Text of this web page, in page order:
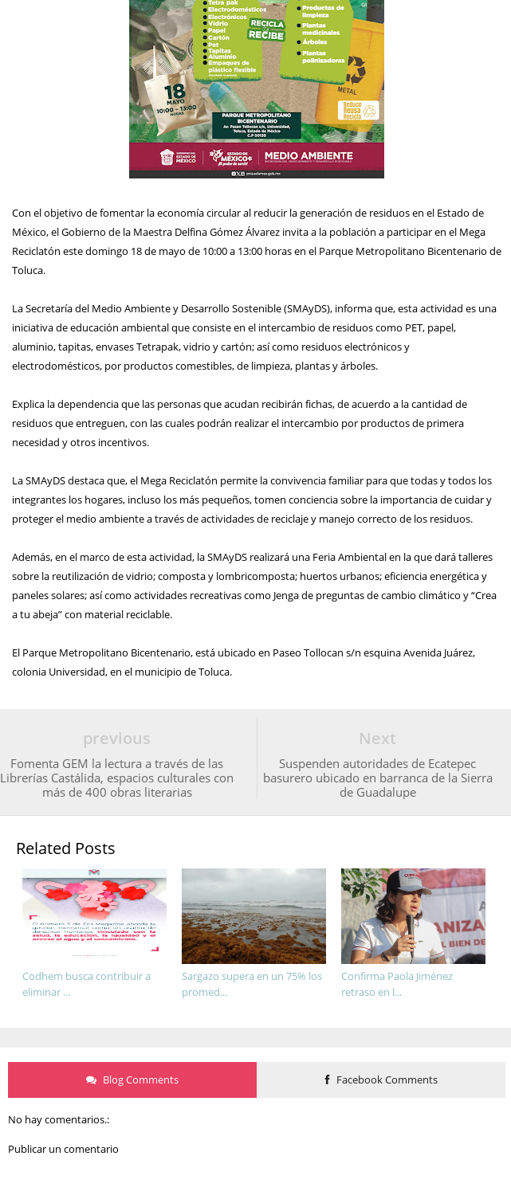
Con el objetivo de fomentar la economía circular al reducir la generación de residuos en el Estado de
México, el Gobierno de la Maestra Delfina Gómez Álvarez invita a la población a participar en el Mega
Reciclatón este domingo 18 de mayo de 10:00 a 13:00 horas en el Parque Metropolitano Bicentenario de
Toluca.
La Secretaría del Medio Ambiente y Desarrollo Sostenible (SMAyDS), informa que, esta actividad es una
iniciativa de educación ambiental que consiste en el intercambio de residuos como PET, papel,
aluminio, tapitas, envases Tetrapak, vidrio y cartón; así como residuos electrónicos y
electrodomésticos, por productos comestibles, de limpieza, plantas y árboles.
Explica la dependencia que las personas que acudan recibirán fichas, de acuerdo a la cantidad de
residuos que entreguen, con las cuales podrán realizar el intercambio por productos de primera
necesidad y otros incentivos.
La SMAyDS destaca que, el Mega Reciclatón permite la convivencia familiar para que todas y todos los
integrantes los hogares, incluso los más pequeños, tomen conciencia sobre la importancia de cuidar y
proteger el medio ambiente a través de actividades de reciclaje y manejo correcto de los residuos.
Además, en el marco de esta actividad, la SMAyDS realizará una Feria Ambiental en la que dará talleres
sobre la reutilización de vidrio; composta y lombricomposta; huertos urbanos; eficiencia energética y
paneles solares; así como actividades recreativas como Jenga de preguntas de cambio climático y “Crea
a tu abeja” con material reciclable.
El Parque Metropolitano Bicentenario, está ubicado en Paseo Tollocan s/n esquina Avenida Juárez,
colonia Universidad, en el municipio de Toluca.
Next
Suspenden autoridades de Ecatepec
basurero ubicado en barranca de la Sierra
de Guadalupe
previous
Fomenta GEM la lectura a través de las
Librerías Castálida, espacios culturales con
más de 400 obras literarias
Related Posts
Confirma Paola Jiménez
retraso en l...
Sargazo supera en un 75% los
promed...
Codhem busca contribuir a
eliminar ...
Blog Comments Facebook Comments
No hay comentarios.:
Publicar un comentario